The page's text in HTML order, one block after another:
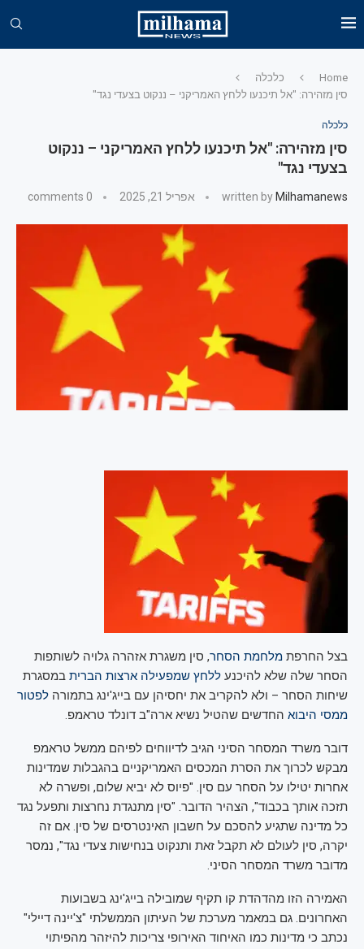
Home
כלכלה
סין מזהירה: "אל תיכנעו ללחץ האמריקני – ננקוט בצעדי נגד"
כלכלה
סין מזהירה: "אל תיכנעו ללחץ האמריקני – ננקוט
בצעדי נגד"
written by Milhamanews אפריל 21, 2025 0 comments
בצל החרפת מלחמת הסחר, סין משגרת אזהרה גלויה לשותפות
הסחר שלה שלא להיכנע ללחץ שמפעילה ארצות הברית במסגרת
שיחות הסחר – ולא להקריב את יחסיהן עם בייג'ינג בתמורה לפטור
ממסי היבוא החדשים שהטיל נשיא ארה"ב דונלד טראמפ.
דובר משרד המסחר הסיני הגיב לדיווחים לפיהם ממשל טראמפ
מבקש לכרוך את הסרת המכסים האמריקניים בהגבלות שמדינות
אחרות יטילו על הסחר עם סין. "פיוס לא יביא שלום, ופשרה לא
תזכה אותך בכבוד", הצהיר הדובר. "סין מתנגדת נחרצות ותפעל נגד
כל מדינה שתגיע להסכם על חשבון האינטרסים של סין. אם זה
יקרה, סין לעולם לא תקבל זאת ותנקוט בנחישות צעדי נגד", נמסר
מדובר משרד המסחר הסיני.
האמירה הזו מהדהדת קו תקיף שמובילה בייג'ינג בשבועות
האחרונים. גם במאמר מערכת של העיתון הממשלתי "צ'יינה דיילי"
נכתב כי מדינות כמו האיחוד האירופי צריכות להיזהר מהפיתוי